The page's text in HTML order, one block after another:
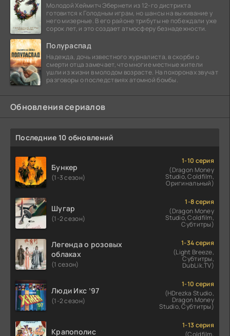
Молодой Хеймитч Эбернети из 12-го дистрикта
готовится к Голодным играм, но шансы на выживание у
него мизерные. В его районе трибуты не побеждали уже
сорок лет, и это создает атмосферу безнадежности.
Полураспад
Надежда, дочь известного журналиста, в скорби о
смерти отца замечает, что многие местные жители
ушли из жизни в молодом возрасте. На похоронах звучат
разговоры о последствиях атомной бомбы.
Обновления сериалов
Последние 10 обновлений
Бункер
(1-3 сезон)
1-10 серия
(Dragon Money
Studio, Coldfilm,
Оригинальный)
Шугар
(1-2 сезон)
1-8 серия
(Dragon Money
Studio, Coldfilm,
Субтитры)
Легенда о розовых
облаках
(1 сезон)
1-34 серия
(Light Breeze,
Субтитры,
DubLik.TV)
Люди Икс ’97
(1-2 сезон)
1-10 серия
(HDrezka Studio,
Dragon Money
Studio, Субтитры)
Крапополис
1-13 серия